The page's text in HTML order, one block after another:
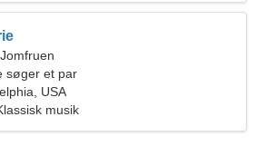
søger et par
USA
musik